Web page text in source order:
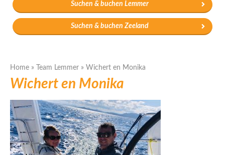
Suchen & buchen Lemmer
Suchen & buchen Zeeland
Home » Team Lemmer » Wichert en Monika
Wichert en Monika